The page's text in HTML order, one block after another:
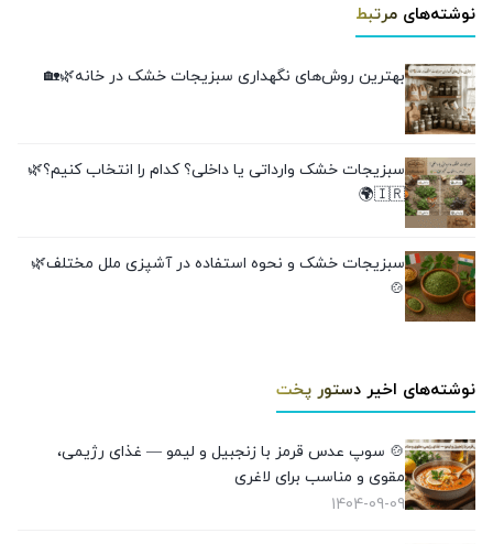
نوشته‌های مرتبط
بهترین روش‌های نگهداری سبزیجات خشک در خانه🌿🏡
سبزیجات خشک وارداتی یا داخلی؟ کدام را انتخاب کنیم؟🌿
🇮🇷🌍
سبزیجات خشک و نحوه استفاده در آشپزی ملل مختلف🌿
🍲
نوشته‌های اخیر دستور پخت
🍲 سوپ عدس قرمز با زنجبیل و لیمو — غذای رژیمی،
مقوی و مناسب برای لاغری
1404-09-09